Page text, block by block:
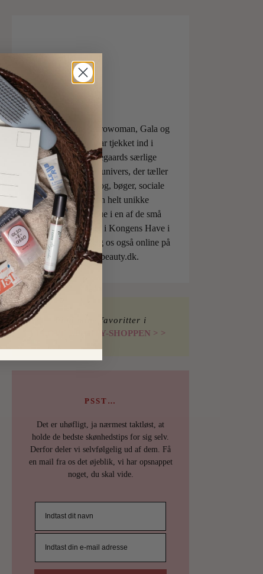
ELLE, Vogue, Eurowoman, Gala og
Aftonbladet har tjekket ind i
Charlotte Torpegaards særlige
ILOVEBEAUTYunivers, der tæller
både skønhedsblog, bøger, sociale
medier og den helt unikke
skønhedsboutique i en af de små
berømte pavilloner i Kongens Have i
København. Besøg os også online på
shop.ilovebeauty.dk.
Find mine favoritter i
I LOVE BEAUTY-SHOPPEN > >
PSST…
Det er uhøfligt, ja nærmest taktløst, at
holde de bedste skønhedstips for sig selv.
Derfor deler vi selvfølgelig ud af dem. Få
en mail fra os det øjeblik, vi har opsnappet
noget, du skal vide.